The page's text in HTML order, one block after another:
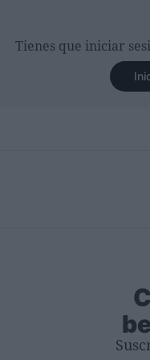
Tienes que iniciar